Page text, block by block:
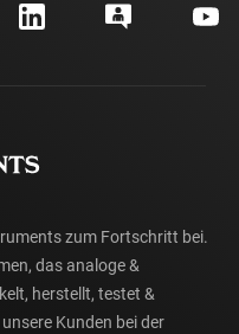
zum Fortschritt bei.
das analoge &
herstellt, testet &
Kunden bei der